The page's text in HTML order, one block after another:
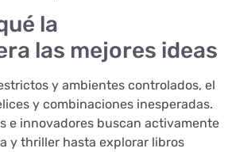
la
las mejores ideas
y ambientes controlados, el
y combinaciones inesperadas.
e innovadores buscan activamente
y thriller hasta explorar libros